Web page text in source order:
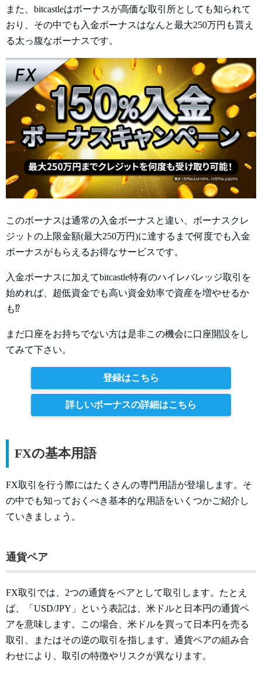
また、bitcastleはボーナスが高価な取引所としても知られて
おり、その中でも入金ボーナスはなんと最大250万円も貰え
る太っ腹なボーナスです。
このボーナスは通常の入金ボーナスと違い、ボーナスクレ
ジットの上限金額(最大250万円)に達するまで何度でも入金
ボーナスがもらえるお得なサービスです。
入金ボーナスに加えてbitcastle特有のハイレバレッジ取引を
始めれば、超低資金でも高い資金効率で資産を増やせるか
も⁉
まだ口座をお持ちでない方は是非この機会に口座開設をし
てみて下さい。
登録はこちら
詳しいボーナスの詳細はこちら
FXの基本用語
FX取引を行う際にはたくさんの専門用語が登場します。そ
の中でも知っておくべき基本的な用語をいくつかご紹介し
ていきましょう。
通貨ペア
FX取引では、2つの通貨をペアとして取引します。たとえ
ば、「USD/JPY」という表記は、米ドルと日本円の通貨ペ
アを意味します。この場合、米ドルを買って日本円を売る
取引、またはその逆の取引を指します。通貨ペアの組み合
わせにより、取引の特徴やリスクが異なります。